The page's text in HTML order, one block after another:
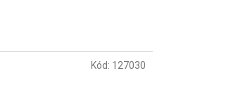
Kód: 127030